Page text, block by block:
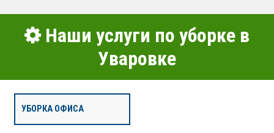
Наши услуги по уборке в
Уваровке
УБОРКА ОФИСА